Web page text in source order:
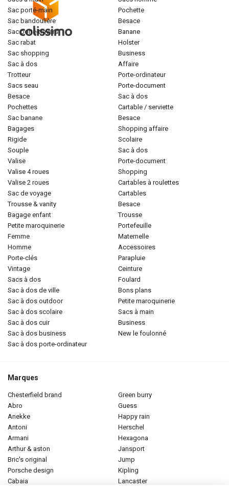
sac porté-main
sac bandoulière
sac porté-travers
sac rabat
sac shopping
sac à dos
trotteur
sacs seau
besace
pochettes
sac banane
bagages
rigide
souple
valise
valise 4 roues
valise 2 roues
sac de voyage
trousse & vanity
bagage enfant
petite maroquinerie
femme
homme
porte-clés
vintage
sacs à dos
sac à dos de ville
sac à dos outdoor
sac à dos scolaire
sac à dos cuir
sac à dos business
sac à dos porte-ordinateur
pochette
besace
banane
holster
business
affaire
porte-ordinateur
porte-document
sac à dos
cartable / serviette
besace
shopping affaire
scolaire
sac à dos
porte-document
shopping
cartables à roulettes
cartables
besace
trousse
portefeuille
maternelle
accessoires
parapluie
ceinture
foulard
bons plans
petite maroquinerie
sacs à main
business
new le foulonné
Marques
chesterfield brand
abro
anekke
antoni
armani
arthur & aston
bric's original
porsche design
cabaia
green burry
guess
happy rain
herschel
hexagona
jansport
jump
kipling
lancaster